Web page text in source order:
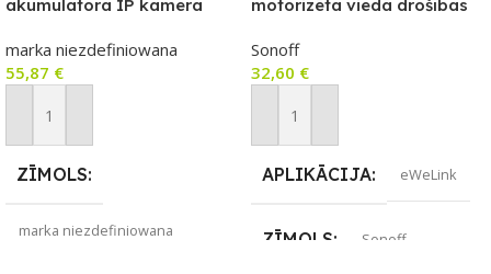
akumulatora IP kamera
mAh)
marka niezdefiniowana
55,87 €
Pievienot Grozam
ZĪMOLS
marka niezdefiniowana
motorizēta viedā drošības
Sonoff
32,60 €
Pievienot Grozam
APLIKĀCIJA eWeLink
ZĪMOLS Sonoff